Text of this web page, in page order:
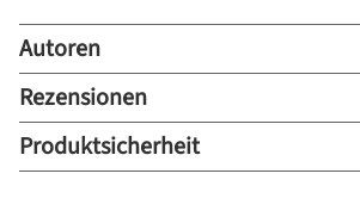
Autoren
Rezensionen
Produktsicherheit